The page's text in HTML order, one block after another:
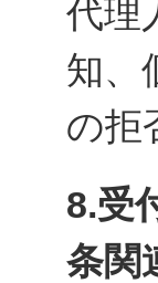
代理
知、
の拒
8.受
条関